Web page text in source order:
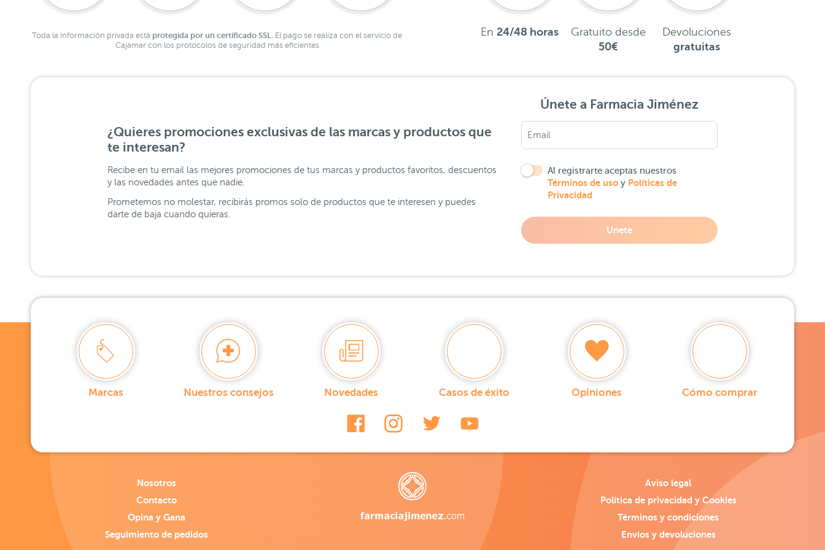
Toda la información privada está protegida por un certificado SSL.
El pago se realiza con el servicio de
Cajamar con los protocolos de seguridad más eficientes
En 24/48 horas
Gratuito desde
50€
Devoluciones
gratuitas
¿Quieres promociones exclusivas de las marcas y productos que
te interesan?
Recibe en tu email las mejores promociones de tus marcas y productos favoritos, descuentos
y las novedades antes que nadie.
Prometemos no molestar, recibirás promos solo de productos que te interesen y puedes
darte de baja cuando quieras.
Únete a Farmacia Jiménez
Al registrarte aceptas nuestros
Términos de uso y Políticas de
Privacidad
Unete
Marcas Nuestros consejos Novedades Casos de éxito Opiniones Cómo comprar
Nosotros
Contacto
Opina y Gana
Seguimiento de pedidos
Aviso legal
Política de privacidad y Cookies
Términos y condiciones
Envíos y devoluciones